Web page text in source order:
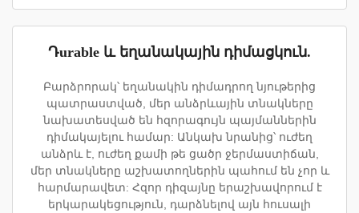
Դurable և եղանակային դիմացկուն.
Բարձրորակ՝ եղանակին դիմադրող նյութերից
պատրաստված, մեր անձրևային տնակները
նախատեսված են հզորագույն պայմաններին
դիմակայելու համար: Անկախ նրանից՝ ուժեղ
անձրև է, ուժեղ քամի թե ցածր ջերմաստիճան,
մեր տնակները աշխատողներին պահում են չոր և
հարմարավետ: Հզոր դիզայնը երաշխավորում է
երկարակեցություն, դարձնելով այն հուսալի